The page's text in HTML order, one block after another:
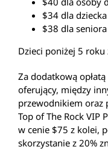
$34 dla
$38 dla
Dzieci poniżej 5
Za dodatkową
oferujący, między
przewodnikiem oraz
Top of The Rock VIP
w cenie $75 z kolei,
skorzystanie z 20%